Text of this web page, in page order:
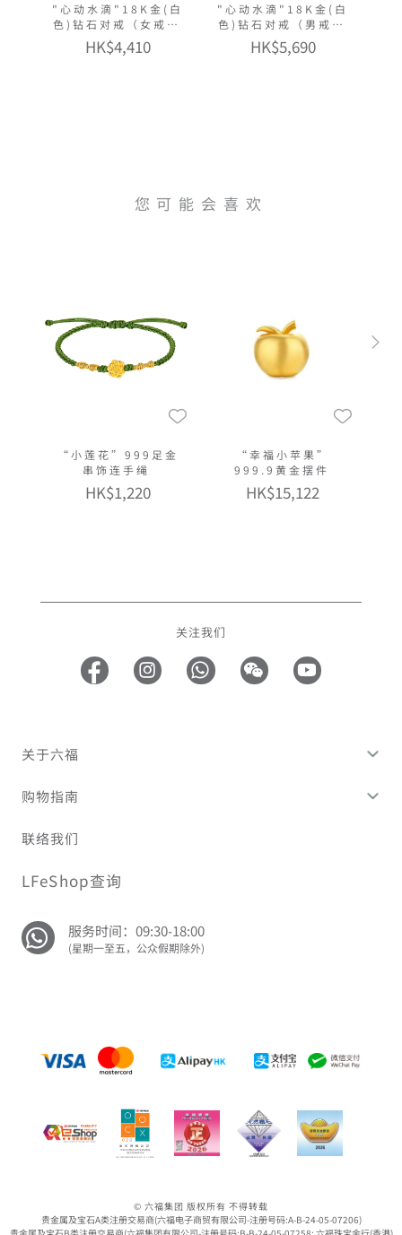
"心动水滴"18K金(白
色)钻石对戒（女戒窄
版）
HK$4,410
"心动水滴"18K金(白
色)钻石对戒（男戒窄
版）
HK$5,690
您可能会喜欢
“小莲花”999足金
串饰连手绳
HK$1,220
“幸福小苹果”
999.9黄金摆件
HK$15,122
关注我们
关于六福
购物指南
联络我们
LFeShop查询
服务时间：09:30-18:00
(星期一至五，公众假期除外)
© 六福集团 版权所有 不得转载
贵金属及宝石A类注册交易商(六福电子商贸有限公司-注册号码:A-B-24-05-07206)